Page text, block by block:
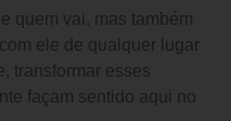
quem vai, mas também
ele de qualquer lugar
transformar esses
façam sentido aqui no